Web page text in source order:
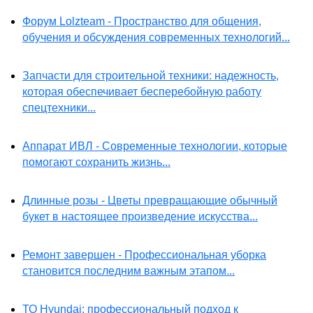
Форум Lolzteam - Пространство для общения,
обучения и обсуждения современных технологий...
Запчасти для строительной техники: надежность,
которая обеспечивает бесперебойную работу
спецтехники...
Аппарат ИВЛ - Современные технологии, которые
помогают сохранить жизнь...
Длинные розы - Цветы превращающие обычный
букет в настоящее произведение искусства...
Ремонт завершен - Профессиональная уборка
становится последним важным этапом...
ТО Hyundai: профессиональный подход к